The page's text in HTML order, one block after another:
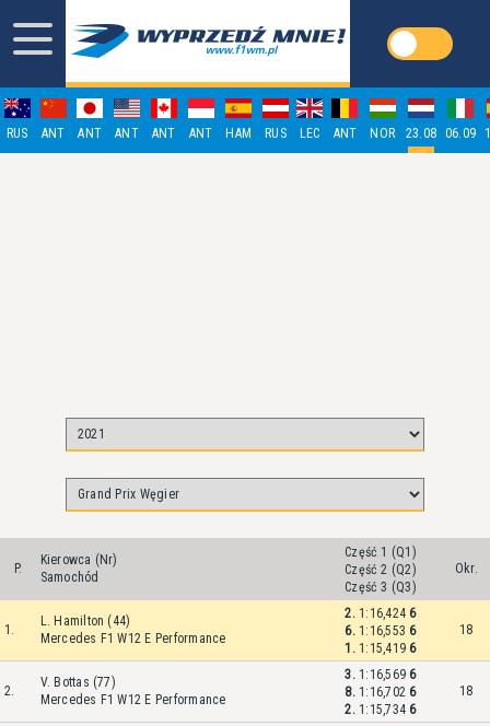
RUS ANT ANT ANT ANT ANT HAM RUS LEC ANT NOR 23.08 06.09
P.
Kierowca (Nr)
Samochód
Część 1 (Q1)
Część 2 (Q2)
Część 3 (Q3)
Okr.
1.
L. Hamilton (44)
Mercedes F1 W12 E Performance
2. 1:16,424 6
6. 1:16,553 6
1. 1:15,419 6
18
2.
V. Bottas (77)
Mercedes F1 W12 E Performance
3. 1:16,569 6
8. 1:16,702 6
2. 1:15,734 6
18